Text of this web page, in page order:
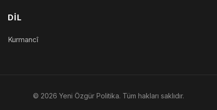
DIL
Kurmancî
© 2026 Yeni Özgür Politika. Tüm hakları saklıdır.